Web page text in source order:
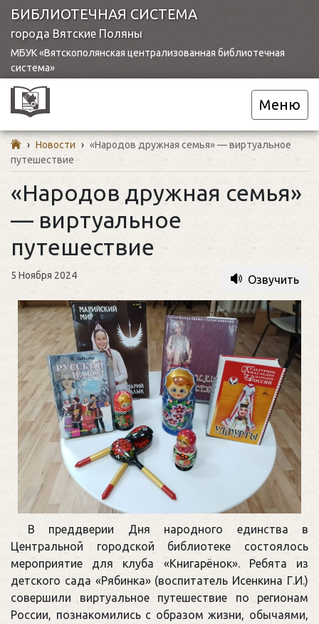
БИБЛИОТЕЧНАЯ СИСТЕМА
города Вятские Поляны
МБУК «Вятскополянская централизованная библиотечная
система»
Меню
› Новости › «Народов дружная семья» — виртуальное
путешествие
«Народов дружная семья»
— виртуальное
путешествие
5 Ноября 2024 Озвучить
В преддверии Дня народного единства в
Центральной городской библиотеке состоялось
мероприятие для клуба «Книгарёнок». Ребята из
детского сада «Рябинка» (воспитатель Исенкина Г.И.)
совершили виртуальное путешествие по регионам
России, познакомились с образом жизни, обычаями,